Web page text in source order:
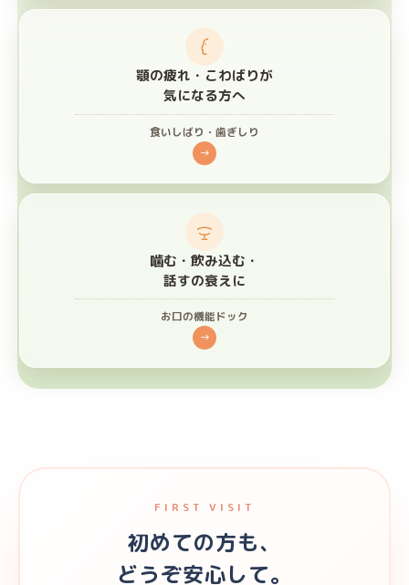
顎の疲れ・こわばりが
気になる方へ
食いしばり・歯ぎしり
→
噛む・飲み込む・
話すの衰えに
お口の機能ドック
→
FIRST VISIT
初めての方も、
どうぞ安心して。